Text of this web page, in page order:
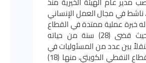
عام 2016، ناشط في مجال العمل الإنساني
خبرة عملية ممتدة في القطاع
النفطي؛ حيث قضى (28) سنة من حياته
بين عدد من المسئوليات في
شركات القطاع النفطي الكويتي، منها (18)